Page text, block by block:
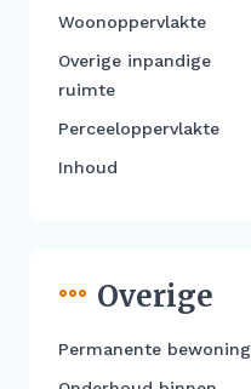
Woonoppervlakte
Overige inpandige
ruimte
Perceeloppervlakte
Inhoud
Overige
Permanente bewoning